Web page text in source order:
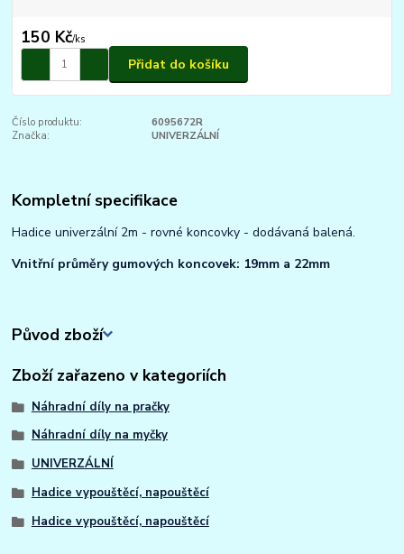
150 Kč/ks
Přidat do košíku
Číslo produktu:
6095672R
Značka:
UNIVERZÁLNÍ
Kompletní specifikace
Hadice univerzální 2m - rovné koncovky - dodávaná balená.
Vnitřní průměry gumových koncovek: 19mm a 22mm
Původ zboží
Zboží zařazeno v kategoriích
Náhradní díly na pračky
Náhradní díly na myčky
UNIVERZÁLNÍ
Hadice vypouštěcí, napouštěcí
Hadice vypouštěcí, napouštěcí